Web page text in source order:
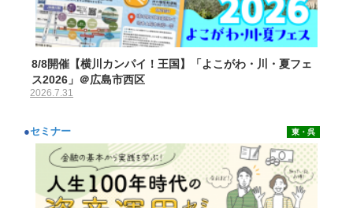
8/8開催【横川カンパイ！王国】「よこがわ・川・夏フェ
ス2026」＠広島市西区
2026.7.31
●セミナー 東・呉